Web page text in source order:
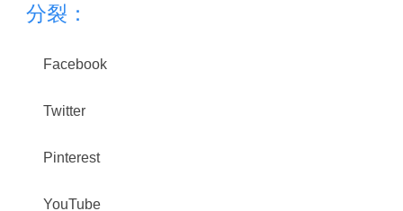
分裂：
Facebook
Twitter
Pinterest
YouTube